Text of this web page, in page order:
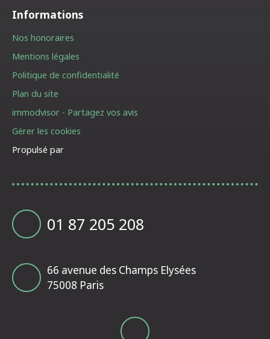
Informations
Nos honoraires
Mentions légales
Politique de confidentialité
Plan du site
immodvisor - Partagez vos avis
Gérer les cookies
Propulsé par
01 87 205 208
66 avenue des Champs Elysées
75008 Paris